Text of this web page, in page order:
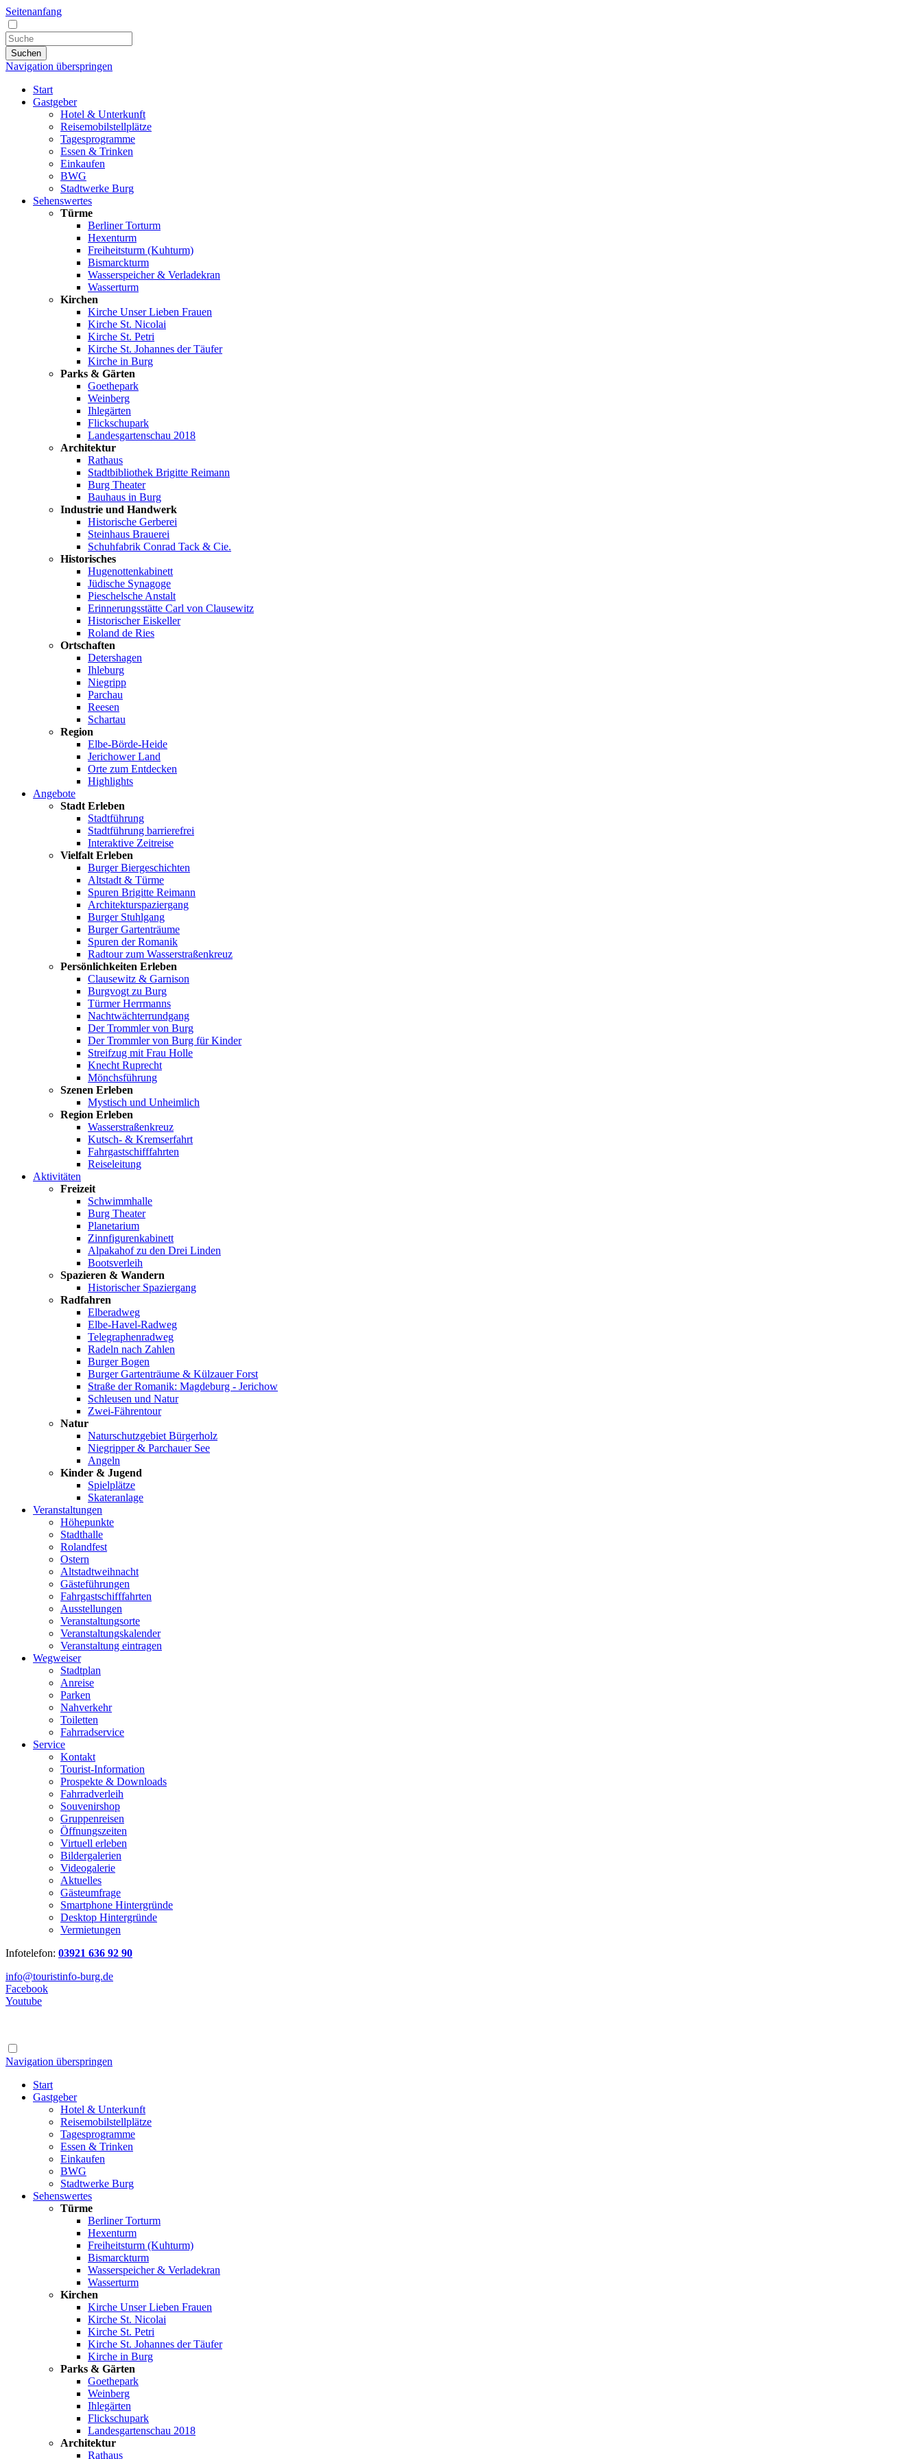
Seitenanfang
Suchen
Navigation überspringen
Start
Gastgeber
Hotel & Unterkunft
Reisemobilstellplätze
Tagesprogramme
Essen & Trinken
Einkaufen
BWG
Stadtwerke Burg
Sehenswertes
Türme
Berliner Torturm
Hexenturm
Freiheitsturm (Kuhturm)
Bismarckturm
Wasserspeicher & Verladekran
Wasserturm
Kirchen
Kirche Unser Lieben Frauen
Kirche St. Nicolai
Kirche St. Petri
Kirche St. Johannes der Täufer
Kirche in Burg
Parks & Gärten
Goethepark
Weinberg
Ihlegärten
Flickschupark
Landesgartenschau 2018
Architektur
Rathaus
Stadtbibliothek Brigitte Reimann
Burg Theater
Bauhaus in Burg
Industrie und Handwerk
Historische Gerberei
Steinhaus Brauerei
Schuhfabrik Conrad Tack & Cie.
Historisches
Hugenottenkabinett
Jüdische Synagoge
Pieschelsche Anstalt
Erinnerungsstätte Carl von Clausewitz
Historischer Eiskeller
Roland de Ries
Ortschaften
Detershagen
Ihleburg
Niegripp
Parchau
Reesen
Schartau
Region
Elbe-Börde-Heide
Jerichower Land
Orte zum Entdecken
Highlights
Angebote
Stadt Erleben
Stadtführung
Stadtführung barrierefrei
Interaktive Zeitreise
Vielfalt Erleben
Burger Biergeschichten
Altstadt & Türme
Spuren Brigitte Reimann
Architekturspaziergang
Burger Stuhlgang
Burger Gartenträume
Spuren der Romanik
Radtour zum Wasserstraßenkreuz
Persönlichkeiten Erleben
Clausewitz & Garnison
Burgvogt zu Burg
Türmer Herrmanns
Nachtwächterrundgang
Der Trommler von Burg
Der Trommler von Burg für Kinder
Streifzug mit Frau Holle
Knecht Ruprecht
Mönchsführung
Szenen Erleben
Mystisch und Unheimlich
Region Erleben
Wasserstraßenkreuz
Kutsch- & Kremserfahrt
Fahrgastschifffahrten
Reiseleitung
Aktivitäten
Freizeit
Schwimmhalle
Burg Theater
Planetarium
Zinnfigurenkabinett
Alpakahof zu den Drei Linden
Bootsverleih
Spazieren & Wandern
Historischer Spaziergang
Radfahren
Elberadweg
Elbe-Havel-Radweg
Telegraphenradweg
Radeln nach Zahlen
Burger Bogen
Burger Gartenträume & Külzauer Forst
Straße der Romanik: Magdeburg - Jerichow
Schleusen und Natur
Zwei-Fährentour
Natur
Naturschutzgebiet Bürgerholz
Niegripper & Parchauer See
Angeln
Kinder & Jugend
Spielplätze
Skateranlage
Veranstaltungen
Höhepunkte
Stadthalle
Rolandfest
Ostern
Altstadtweihnacht
Gästeführungen
Fahrgastschifffahrten
Ausstellungen
Veranstaltungsorte
Veranstaltungskalender
Veranstaltung eintragen
Wegweiser
Stadtplan
Anreise
Parken
Nahverkehr
Toiletten
Fahrradservice
Service
Kontakt
Tourist-Information
Prospekte & Downloads
Fahrradverleih
Souvenirshop
Gruppenreisen
Öffnungszeiten
Virtuell erleben
Bildergalerien
Videogalerie
Aktuelles
Gästeumfrage
Smartphone Hintergründe
Desktop Hintergründe
Vermietungen
Infotelefon: 03921 636 92 90
info@touristinfo-burg.de
Facebook
Youtube
Navigation überspringen
Start
Gastgeber
Hotel & Unterkunft
Reisemobilstellplätze
Tagesprogramme
Essen & Trinken
Einkaufen
BWG
Stadtwerke Burg
Sehenswertes
Türme
Berliner Torturm
Hexenturm
Freiheitsturm (Kuhturm)
Bismarckturm
Wasserspeicher & Verladekran
Wasserturm
Kirchen
Kirche Unser Lieben Frauen
Kirche St. Nicolai
Kirche St. Petri
Kirche St. Johannes der Täufer
Kirche in Burg
Parks & Gärten
Goethepark
Weinberg
Ihlegärten
Flickschupark
Landesgartenschau 2018
Architektur
Rathaus